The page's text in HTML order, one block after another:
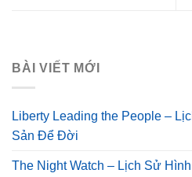
BÀI VIẾT MỚI
Liberty Leading the People –
Sản Để Đời
The Night Watch – Lịch Sử